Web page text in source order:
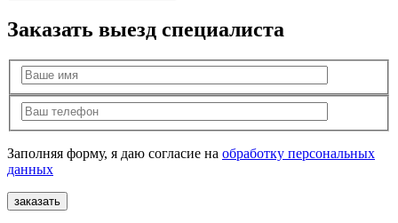
Заказать выезд специалиста
Заполняя форму, я даю согласие на обработку персональных
данных